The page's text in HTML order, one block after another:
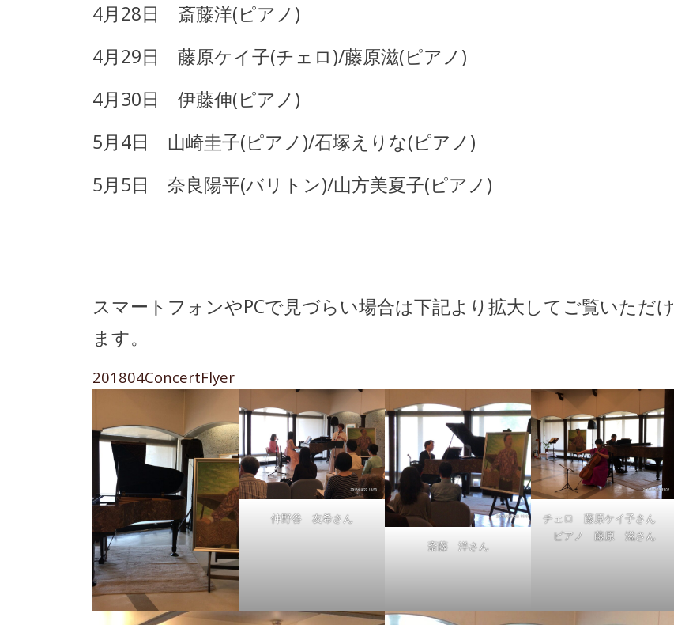
4月28日 斎藤洋(ピアノ)
4月29日 藤原ケイ子(チェロ)/藤原滋(ピアノ)
4月30日 伊藤伸(ピアノ)
5月4日 山崎圭子(ピアノ)/石塚えりな(ピアノ)
5月5日 奈良陽平(バリトン)/山方美夏子(ピアノ)
スマートフォンやPCで見づらい場合は下記より拡大してご覧いただけ
ます。
201804ConcertFlyer
仲野谷 友希さん
斎藤 洋さん
チェロ 藤原ケイ子さん
ピアノ 藤原 滋さん